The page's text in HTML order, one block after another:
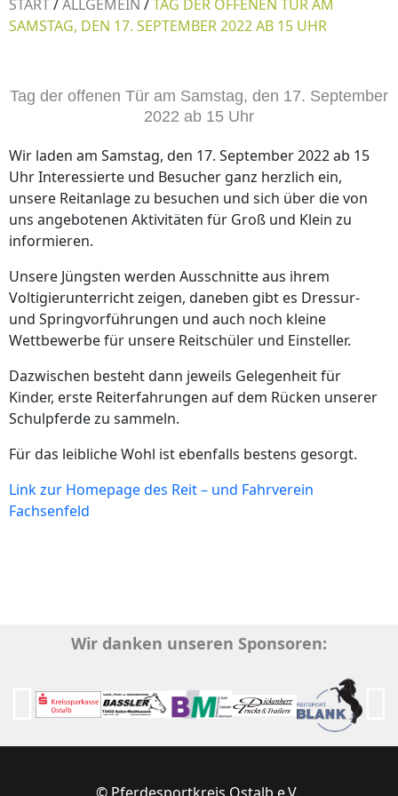
START/ALLGEMEIN /TAG DER OFFENEN TÜR AM
SAMSTAG, DEN 17. SEPTEMBER 2022 AB 15 UHR
Tag der offenen Tür am Samstag, den 17. September
2022 ab 15 Uhr
Wir laden am Samstag, den 17. September 2022 ab 15
Uhr Interessierte und Besucher ganz herzlich ein,
unsere Reitanlage zu besuchen und sich über die von
uns angebotenen Aktivitäten für Groß und Klein zu
informieren.
Unsere Jüngsten werden Ausschnitte aus ihrem
Voltigierunterricht zeigen, daneben gibt es Dressur-
und Springvorführungen und auch noch kleine
Wettbewerbe für unsere Reitschüler und Einsteller.
Dazwischen besteht dann jeweils Gelegenheit für
Kinder, erste Reiterfahrungen auf dem Rücken unserer
Schulpferde zu sammeln.
Für das leibliche Wohl ist ebenfalls bestens gesorgt.
Link zur Homepage des Reit – und Fahrverein
Fachsenfeld
Wir danken unseren Sponsoren: